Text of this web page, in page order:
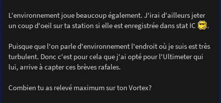
L'environnement joue beaucoup également. J'irai d'ailleurs jeter
un coup d'oeil sur ta station si elle est enregistrée dans stat IC
.
Puisque que l'on parle d'environnement l'endroit où je suis est très
turbulent. Donc c'est pour cela que j'ai opté pour l'Ultimeter qui
lui, arrive à capter ces brèves rafales.
Combien tu as relevé maximum sur ton Vortex?